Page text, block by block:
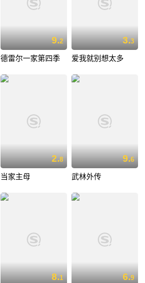
9.2
德雷尔一家第四季
3.3
爱我就别想太多
2.8
当家主母
9.6
武林外传
8.1 6.9